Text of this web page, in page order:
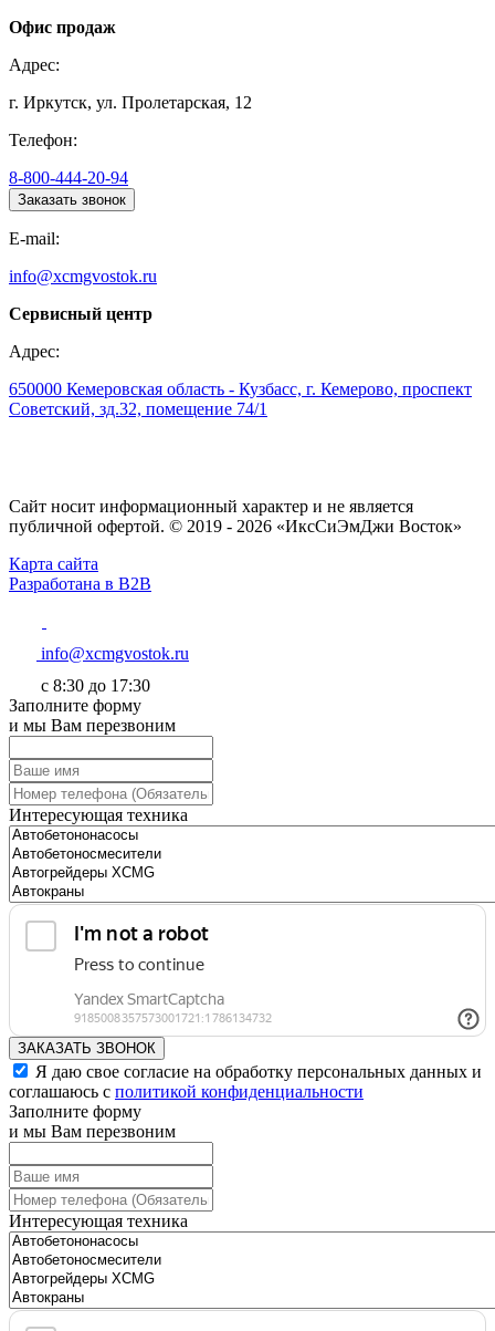
Офис продаж
Адрес:
г. Иркутск, ул. Пролетарская, 12
Телефон:
8-800-444-20-94
Заказать звонок
E-mail:
info@xcmgvostok.ru
Сервисный центр
Адрес:
650000 Кемеровская область - Кузбасс, г. Кемерово, проспект
Советский, зд.32, помещение 74/1
Сайт носит информационный характер и не является
публичной офертой. © 2019 - 2026 «ИксСиЭмДжи Восток»
Карта сайта
Разработана в B2B
info@xcmgvostok.ru
с 8:30 до 17:30
Заполните форму
и мы Вам перезвоним
Интересующая техника
ЗАКАЗАТЬ ЗВОНОК
Я даю свое согласие на обработку персональных данных и
соглашаюсь с политикой конфиденциальности
Заполните форму
и мы Вам перезвоним
Интересующая техника